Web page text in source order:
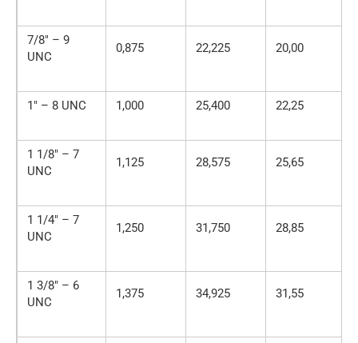
7/8″ – 9
UNC
0,875 22,225 20,00
1″ – 8 UNC 1,000 25,400 22,25
1 1/8″ – 7
UNC
1,125 28,575 25,65
1 1/4″ – 7
UNC
1,250 31,750 28,85
1 3/8″ – 6
UNC
1,375 34,925 31,55